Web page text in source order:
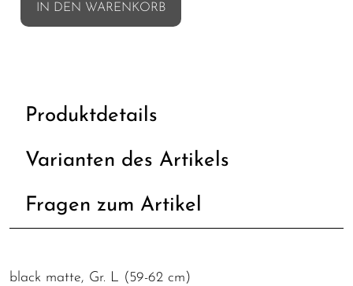
IN DEN WARENKORB
Produktdetails
Varianten des Artikels
Fragen zum Artikel
black matte, Gr. L (59-62 cm)